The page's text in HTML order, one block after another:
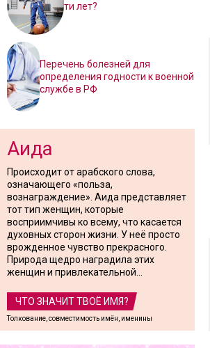
ти лет?
Перечень болезней для
определения годности к военной
службе в РФ
Аида
Происходит от арабского слова,
означающего «польза,
вознаграждение». Аида представляет
тот тип женщин, которые
восприимчивы ко всему, что касается
духовных сторон жизни. У неё просто
врожденное чувство прекрасного.
Природа щедро наградила этих
женщин и привлекательной...
ЧТО ЗНАЧИТ ТВОЁ ИМЯ?
Толкование, совместимость имён, именины